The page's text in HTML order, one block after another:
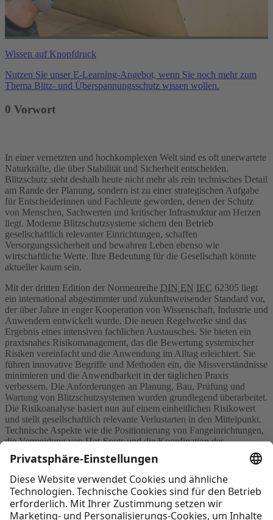
Wissen auf Knopfdruck
Nutzen Sie unser E-Learning-Angebot, wenn Sie noch mehr zum
Thema Blitz- und Überspannungsschutz wissen wollen.
in
0 Vorwort
In einer vernetzten und hochkomplexen Welt sind es oft unerwartete
Naturkräfte, die über Stabilität und Sicherheit entscheiden.
Blitzschutz steht deshalb heute nicht mehr als rein technisches Detail
am Rande der Planung, sondern ist zu einer strategischen Aufgabe
für Entscheiderinnen und Fachleute geworden, denen der Schutz
von Menschen, Sachwerten und kritischer Infrastruktur am Herzen
liegt. Moderne Blitzschutzsysteme sichern den Betrieb
gesellschaftlich relevanter Einrichtungen, schaffen
Versorgungssicherheit und bewahren Leben ebenso wie
wirtschaftliche Werte. Ihre Bedeutung für die Gesellschaft könnte
aktueller kaum sein.
Mit der dritten Edition der Normenreihe DIN EN IEC 62305 liegt
ein international abgestimmter und zukunftsweisender Standard vor,
der über Jahre in enger Kooperation von Wissenschaft, Industrie und
Anwendern entwickelt wurde. Die neuen Regelwerke sind das
Ergebnis eines intensiven fachlichen Austausches. Sie bieten ein
praxisnahes Risikomanagement, das die Bewertung systemischer
Risiken vereinfacht und die Anwendung im Alltag erleichtert. Sie
führen innovative Begriffe und Methoden ein, die Missverständnisse
minimieren und die Anwendbarkeit in der täglichen Praxis
verbessern. Die Anforderungen an Planung, Bau, Prüfung und
Wartung von Blitzschutzsystemen wurden grundlegend überarbeitet.
Die Risikoanalyse basiert nun auf einem einheitlichen Risikowert
und stellt gesellschaftlich relevante Verlustarten in den Mittelpunkt.
Technische Aspekte wie die Positionierung von Fangeinrichtungen,
die Vermeidung von Hot-Spots und die Koordination des
Überspannungsschutzes sind klarer geregelt. Dies spielt
insbesondere für unterschiedlich genutzte Bauten und kritische
Anlagen wie Krankenhäuser, Datenzentren oder Energieversorger
eine zentrale Rolle.
Sie möchten weiterlesen?